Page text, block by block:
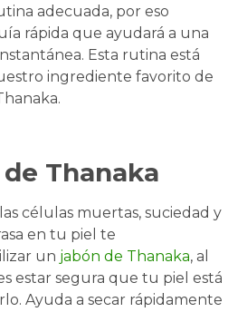
adecuada, por eso
rápida que ayudará a una
Esta rutina está
ingrediente favorito de
Thanaka
células muertas, suciedad y
en tu piel te
un jabón de Thanaka, al
estar segura que tu piel está
Ayuda a secar rápidamente